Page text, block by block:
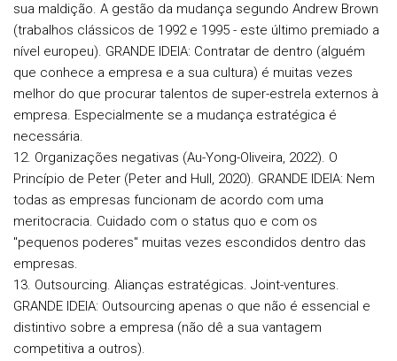
sua maldição. A gestão da mudança segundo Andrew Brown
(trabalhos clássicos de 1992 e 1995 - este último premiado a
nível europeu). GRANDE IDEIA: Contratar de dentro (alguém
que conhece a empresa e a sua cultura) é muitas vezes
melhor do que procurar talentos de super-estrela externos à
empresa. Especialmente se a mudança estratégica é
necessária.
12. Organizações negativas (Au-Yong-Oliveira, 2022). O
Princípio de Peter (Peter and Hull, 2020). GRANDE IDEIA: Nem
todas as empresas funcionam de acordo com uma
meritocracia. Cuidado com o status quo e com os
"pequenos poderes" muitas vezes escondidos dentro das
empresas.
13. Outsourcing. Alianças estratégicas. Joint-ventures.
GRANDE IDEIA: Outsourcing apenas o que não é essencial e
distintivo sobre a empresa (não dê a sua vantagem
competitiva a outros).